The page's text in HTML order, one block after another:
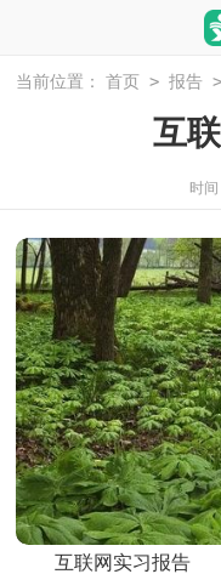
当前位置： 首页 > 报告 >
互
时间
互联网实习报告